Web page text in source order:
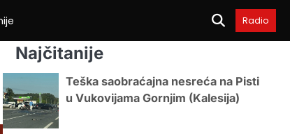
Radio
Najčitanije
Teška saobraćajna nesreća na Pisti
u Vukovijama Gornjim (Kalesija)